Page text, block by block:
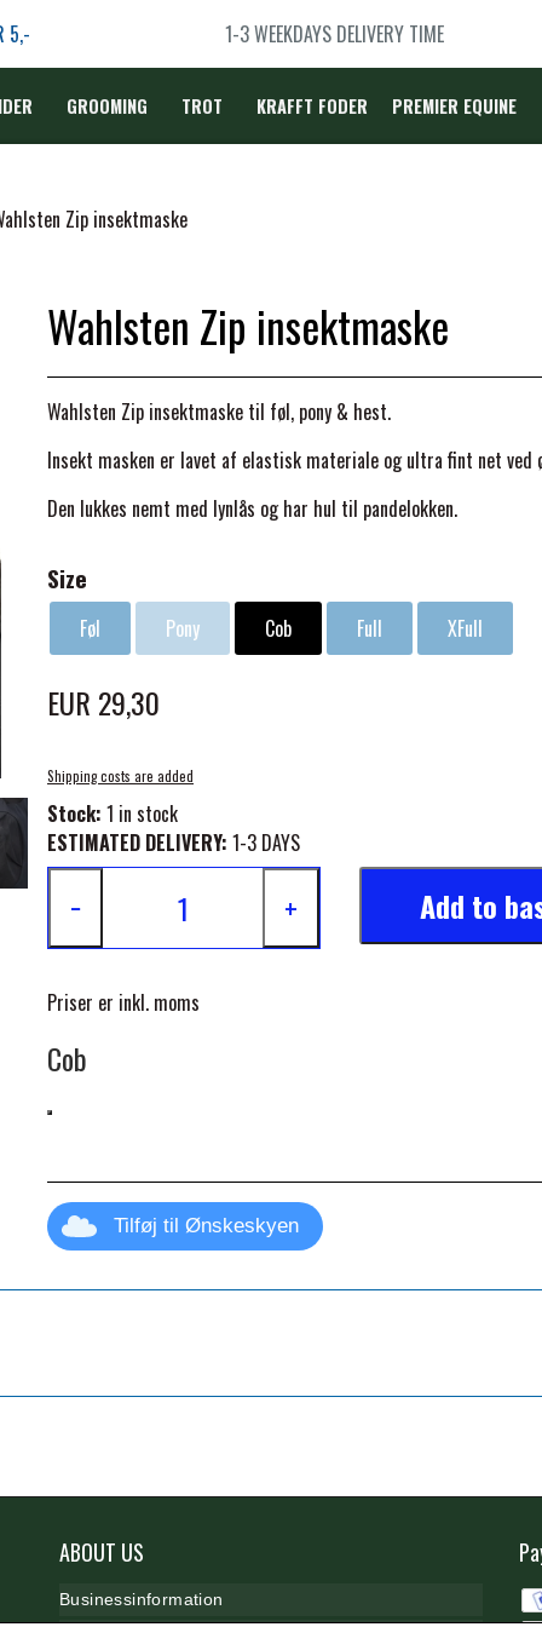
5,- 1-3 WEEKDAYS DELIVERY TIME
GROOMING TROT KRAFFT FODER PREMIER EQUINE
Zip insektmaske
Wahlsten Zip insektmaske
Wahlsten Zip insektmaske til føl, pony & hest.
Insekt masken er lavet af elastisk materiale og ultra fint net ved
Den lukkes nemt med lynlås og har hul til pandelokken.
Size
Føl Pony Cob Full XFull
EUR 29,30
Shipping costs are added
Stock: 1 in stock
ESTIMATED DELIVERY: 1-3 DAYS
− + Add to
Priser er inkl. moms
Cob
Tilføj til Ønskeskyen
ABOUT US
Businessinformation